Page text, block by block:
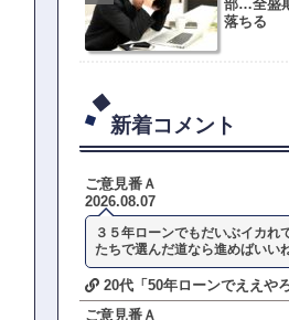
部…全盛
落ちる
新着コメント
ご意見番Ａ
2026.08.07
３５年ローンでもだいぶイカれ
たちで選んだ道なら進めばいい
20代「50年ローンでええや
ご意見番Ａ